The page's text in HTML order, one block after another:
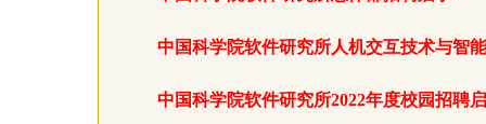
中国科学院软件研究所人机交互技术与智
中国科学院软件研究所2022年度校园招聘